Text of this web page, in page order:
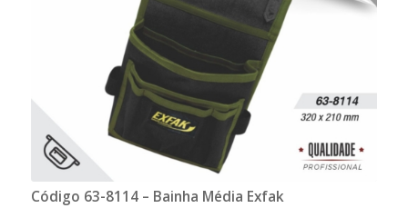
Código 63-8114 – Bainha Média Exfak